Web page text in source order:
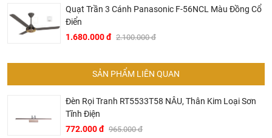
Dịch vụ riêng của Khali Nguyễn dành cho khách hàng:
Khảo sát công trình, để hỗ trợ khách hàng chọn sản
khuyên, chú ý, hoặc chỉ ra các vấn khổng ổn nếu có
hoàn toàn miễn phí.
Bảo trì sản phẩm lên tới 5 năm, tặng các phụ kiện hao
mòn và thay thế miễn phí.
Bảo trì kiểm tra sản phẩm trước khi hết hạn bảo hành
Quạt Trần 3 Cánh Panasonic F-56NCL Màu Đồng Cổ
Điển
1.680.000 đ 2.100.000 đ
SẢN PHẨM LIÊN QUAN
Đèn Rọi Tranh RT5533T58 NÂU, Thân Kim Loại Sơn
Tĩnh Điện
772.000 đ 965.000 đ